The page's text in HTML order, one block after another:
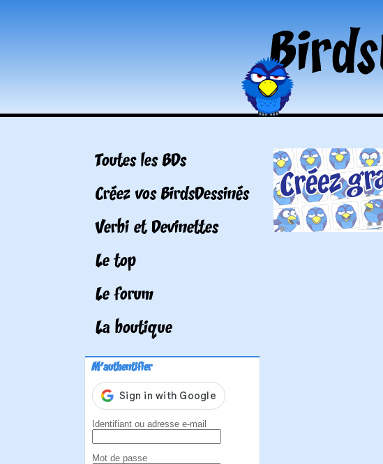
Toutes les BDs
Créez vos BirdsDessinés
Verbi et Devinettes
Le top
Le forum
La boutique
M'authentifier
Identifiant ou adresse e-mail
Mot de passe